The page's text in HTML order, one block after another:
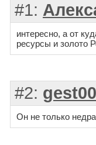
#1:
интересно, а от
ресурсы и золото
#2:
Он не только